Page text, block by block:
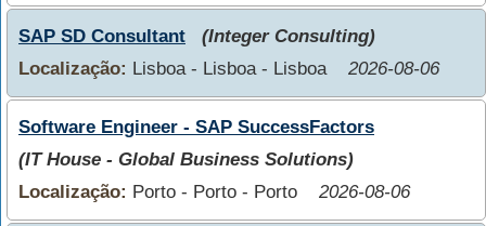
SAP SD Consultant
(Integer Consulting)
Localização: Lisboa - Lisboa - Lisboa 2026-08-06
Software Engineer - SAP SuccessFactors
(IT House - Global Business Solutions)
Localização: Porto - Porto - Porto 2026-08-06